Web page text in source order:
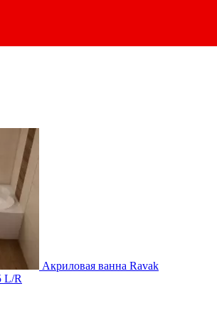
Акриловая ванна Ravak
L/R